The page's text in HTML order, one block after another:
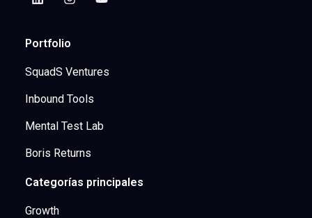
Portfolio
SquadS Ventures
Inbound Tools
Mental Test Lab
Boris Returns
Categorías principales
Growth